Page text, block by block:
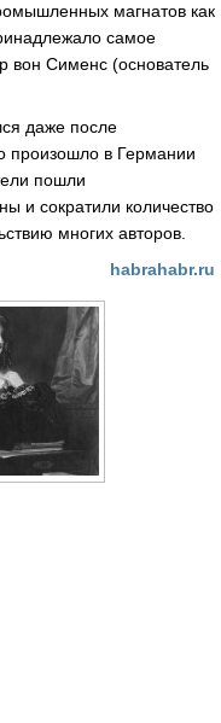
магнатов как
самое
вон Сименс (основатель
даже после
произошло в Германии
пошли
и сократили количество
многих авторов.
habrahabr.ru